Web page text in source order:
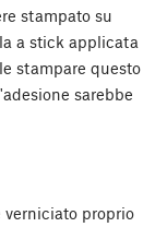
stampato su
a stick applicata
stampare questo
sarebbe
verniciato proprio